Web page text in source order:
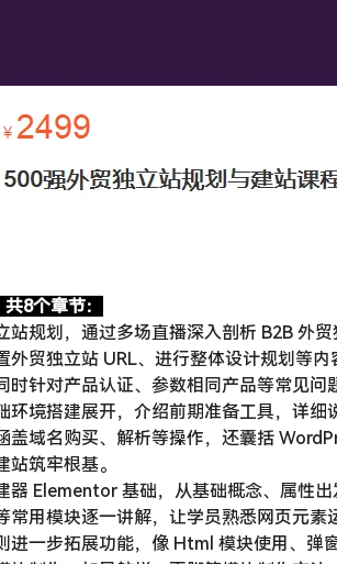
8个章节：
站规划，通过多场直播深入剖析 B2B 外
外贸独立站 URL、进行整体设计规划等
时针对产品认证、参数相同产品等常见问
环境搭建展开，介绍前期准备工具，详
盖域名购买、解析等操作，还囊括
筑牢根基。
器 Elementor 基础，从基础概念、属性出
常用模块逐一讲解，让学员熟悉网页元素
进一步拓展功能，像 Html 模块使用、弹